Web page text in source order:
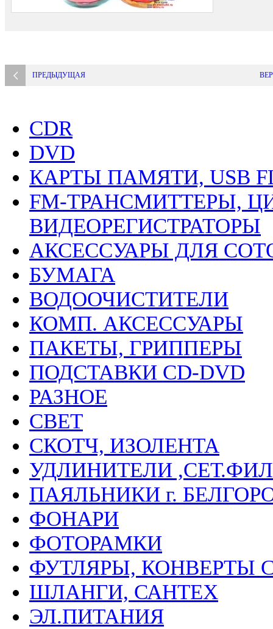
ПРЕДЫДУЩАЯ
CDR
DVD
КАРТЫ ПАМЯТИ, USB
FM-ТРАНСМИТТЕРЫ,
ВИДЕОРЕГИСТРАТОРЫ
АКСЕССУАРЫ ДЛЯ
БУМАГА
ВОДООЧИСТИТЕЛИ
КОМП. АКСЕССУАРЫ
ПАКЕТЫ, ГРИППЕРЫ
ПОДСТАВКИ CD-DVD
РАЗНОЕ
СВЕТ
СКОТЧ, ИЗОЛЕНТА
УДЛИНИТЕЛИ
ПАЯЛЬНИКИ г.
ФОНАРИ
ФОТОРАМКИ
ФУТЛЯРЫ, КОНВЕРТЫ
ШЛАНГИ, САНТЕХ
ЭЛ.ПИТАНИЯ